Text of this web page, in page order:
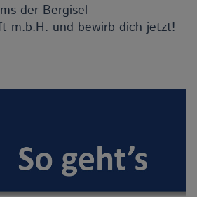
der Bergisel
m.b.H. und bewirb dich jetzt!